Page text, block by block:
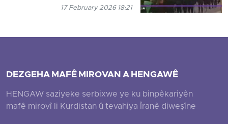
17 February 2026 18:21
DEZGEHA MAFÊ MIROVAN A HENGAWÊ
HENGAW saziyeke serbixwe ye ku binpêkariyên
mafê mirovî li Kurdistan û tevahiya Îranê diweşîne